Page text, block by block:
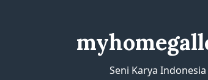
Seni Karya Indonesia